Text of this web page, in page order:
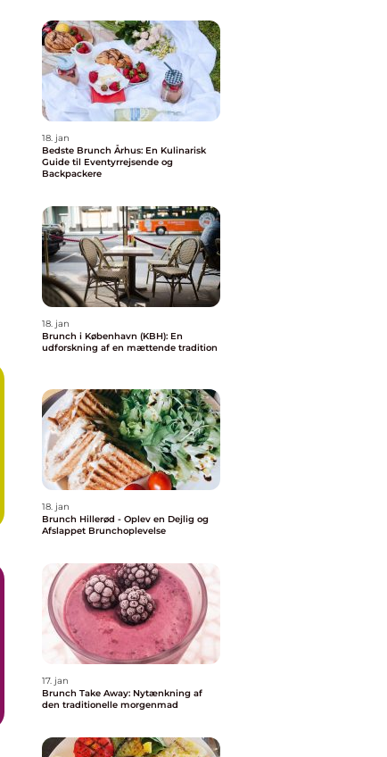
18. jan
Bedste Brunch Århus: En Kulinarisk
Guide til Eventyrrejsende og
Backpackere
18. jan
Brunch i København (KBH): En
udforskning af en mættende tradition
18. jan
Brunch Hillerød - Oplev en Dejlig og
Afslappet Brunchoplevelse
17. jan
Brunch Take Away: Nytænkning af
den traditionelle morgenmad